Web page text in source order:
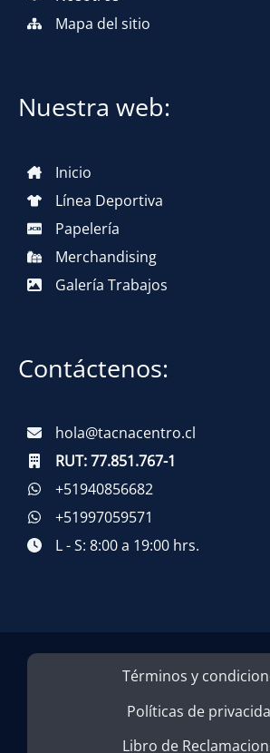
Mapa del sitio
Nuestra web:
Inicio
Línea Deportiva
Papelería
Merchandising
Galería Trabajos
Contáctenos:
hola@tacnacentro.cl
RUT:77.851.767-1
+51940856682
+51997059571
L - S: 8:00 a 19:00 hrs.
Términos y
Políticas de
Libro de